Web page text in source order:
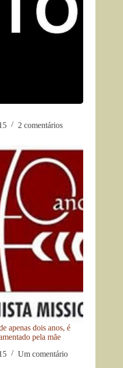
2 comentários
apenas dois anos, é
pela mãe
Um comentário